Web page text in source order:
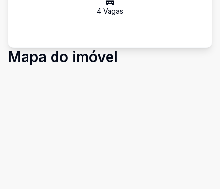
4 Vagas
Mapa do imóvel